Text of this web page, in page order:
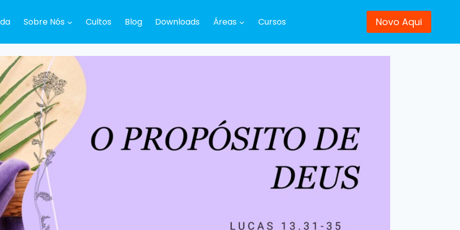
Sobre Nós Cultos Blog Downloads Áreas Cursos Novo Aqui